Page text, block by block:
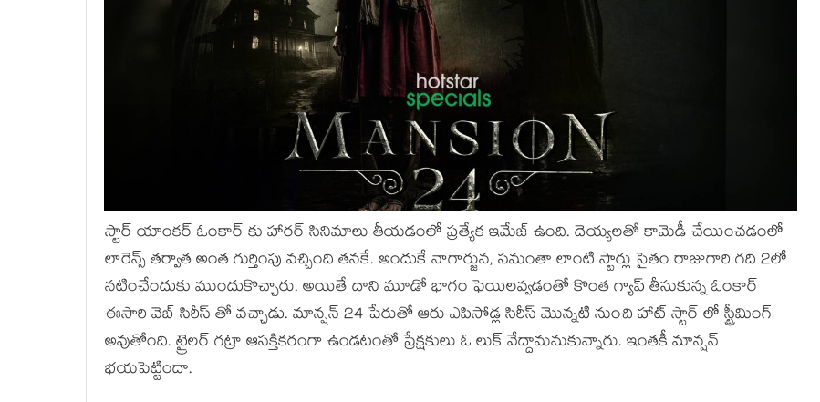
స్టార్ యాంకర్ ఓంకార్ కు హారర్ సినిమాలు తీయడంలో ప్రత్యేక ఇమేజ్ ఉంది. దెయ్యలతో కామెడీ చేయించడంలో
లారెన్స్ తర్వాత అంత గుర్తింపు వచ్చింది తనకే. అందుకే నాగార్జున, సమంతా లాంటి స్టార్లు సైతం రాజుగారి గది 2లో
నటించేందుకు ముందుకొచ్చారు. అయితే దాని మూడో భాగం ఫెయిలవ్వడంతో కొంత గ్యాప్ తీసుకున్న ఓంకార్
ఈసారి వెబ్ సిరీస్ తో వచ్చాడు. మాన్షన్ 24 పేరుతో ఆరు ఎపిసోడ్ల సిరీస్ మొన్నటి నుంచి హాట్ స్టార్ లో స్ట్రీమింగ్
అవుతోంది. ట్రైలర్ గట్రా ఆసక్తికరంగా ఉండటంతో ప్రేక్షకులు ఓ లుక్ వేద్దామనుకున్నారు. ఇంతకీ మాన్షన్
భయపెట్టిందా.